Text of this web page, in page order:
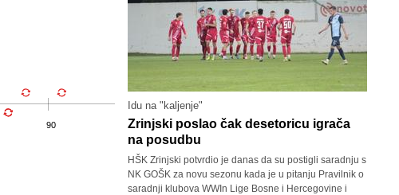
90
Idu na "kaljenje"
Zrinjski poslao čak desetoricu igrača
na posudbu
HŠK Zrinjski potvrdio je danas da su postigli saradnju s
NK GOŠK za novu sezonu kada je u pitanju Pravilnik o
saradnji klubova WWIn Lige Bosne i Hercegovine i